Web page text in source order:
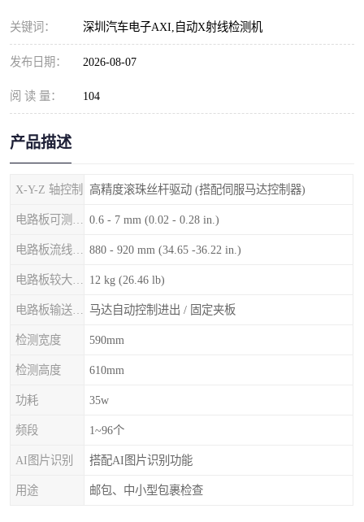
关键词： 深圳汽车电子AXI,自动X射线检测机
发布日期： 2026-08-07
阅 读 量： 104
产品描述
X-Y-Z 轴控制 高精度滚珠丝杆驱动 (搭配伺服马达控制器)
0.6 - 7 mm (0.02 - 0.28 in.)
880 - 920 mm (34.65 -36.22 in.)
12 kg (26.46 lb)
马达自动控制进出 / 固定夹板
检测宽度 590mm
检测高度 610mm
功耗 35w
频段 1~96个
AI图片识别 搭配AI图片识别功能
用途 邮包、中小型包裹检查